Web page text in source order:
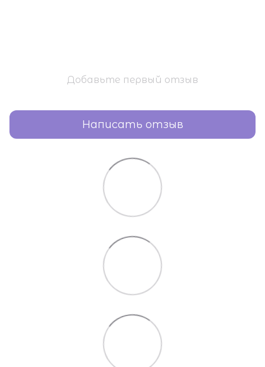
Добавьте первый отзыв
Написать отзыв